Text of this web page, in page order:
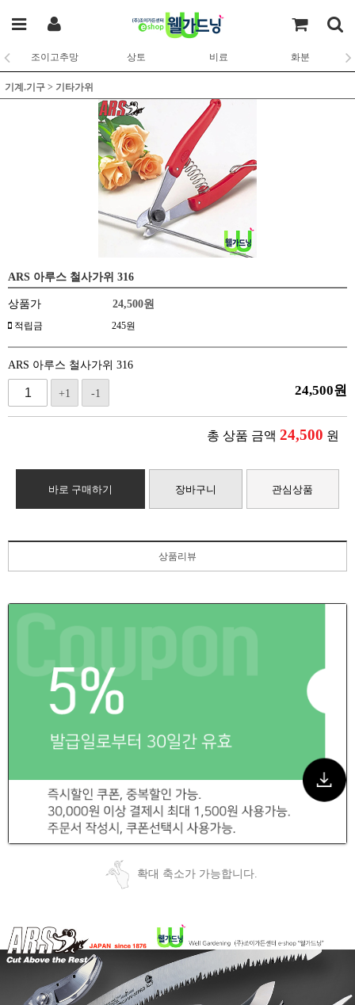
조이고추망 상토 비료 화분
기계.기구 > 기타가위
ARS 아루스 철사가위 316
상품가 24,500원
적립금 245원
ARS 아루스 철사가위 316
+1 -1 24,500원
총 상품 금액 24,500 원
바로 구매하기 장바구니 관심상품
상품리뷰
확대 축소가 가능합니다.